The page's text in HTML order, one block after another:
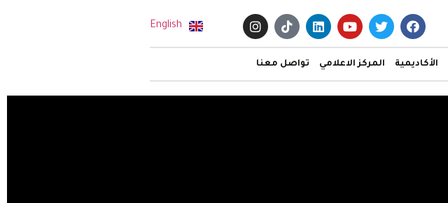
English
الأكاديمية المركز الاعلامي تواصل معنا